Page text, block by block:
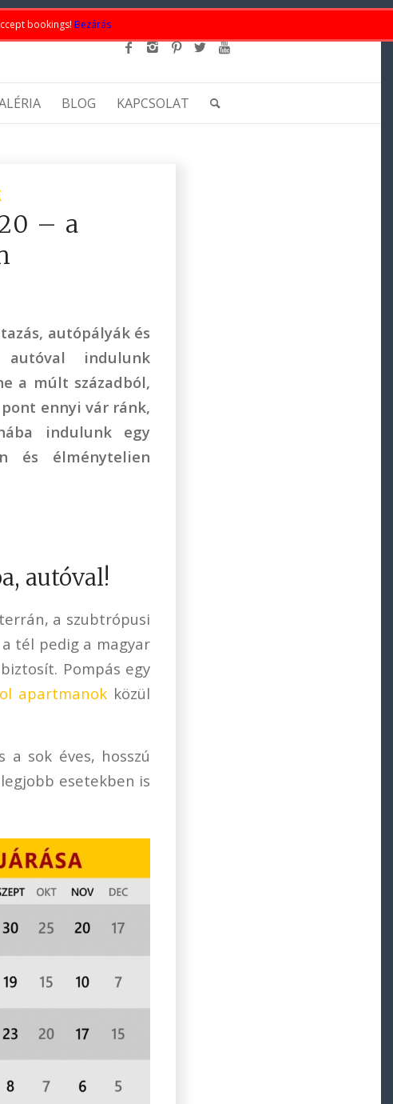
bookings! Bezárás
BLOG KAPCSOLAT
– a
autópályák és
indulunk
a múlt századból,
ennyi vár ránk,
indulunk egy
és élménytelien
autóval!
a szubtrópusi
tél pedig a magyar
Pompás egy
apartmanok közül
a sok éves, hosszú
esetekben is